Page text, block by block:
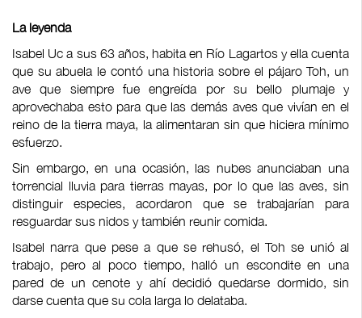
La leyenda
Isabel Uc a sus 63 años, habita en Río Lagartos y ella cuenta
que su abuela le contó una historia sobre el pájaro Toh, un
ave que siempre fue engreída por su bello plumaje y
aprovechaba esto para que las demás aves que vivían en el
reino de la tierra maya, la alimentaran sin que hiciera mínimo
esfuerzo.
Sin embargo, en una ocasión, las nubes anunciaban una
torrencial lluvia para tierras mayas, por lo que las aves, sin
distinguir especies, acordaron que se trabajarían para
resguardar sus nidos y también reunir comida.
Isabel narra que pese a que se rehusó, el Toh se unió al
trabajo, pero al poco tiempo, halló un escondite en una
pared de un cenote y ahí decidió quedarse dormido, sin
darse cuenta que su cola larga lo delataba.